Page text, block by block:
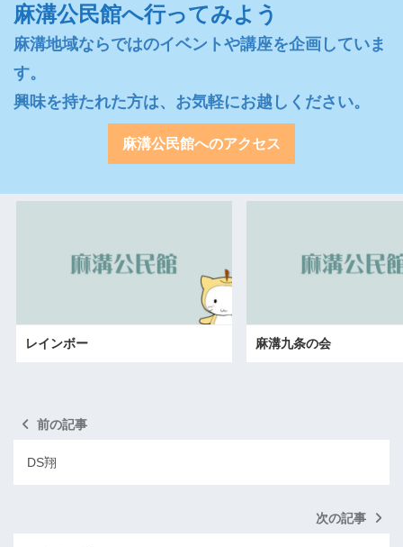
麻溝公民館へ行ってみよう
麻溝地域ならではのイベントや講座を企画していま
す。
興味を持たれた方は、お気軽にお越しください。
麻溝公民館へのアクセス
レインボー 麻溝九条の会
前の記事
DS翔
次の記事